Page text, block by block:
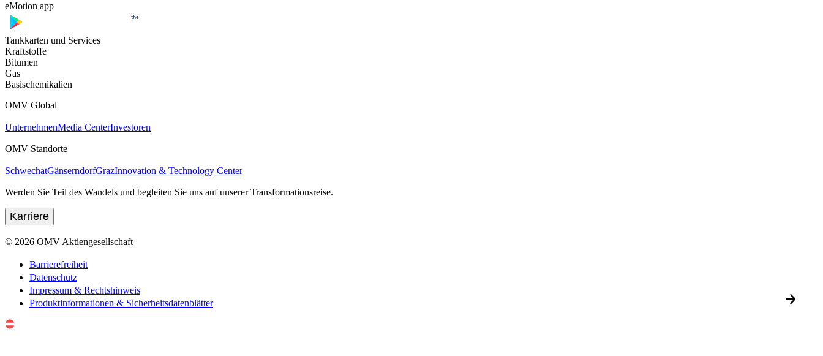
eMotion app
Tankkarten und Services
Kraftstoffe
Bitumen
Gas
Basischemikalien
OMV Global
UnternehmenMedia CenterInvestoren
OMV Standorte
SchwechatGänserndorfGrazInnovation & Technology Center
Werden Sie Teil des Wandels und begleiten Sie uns auf unserer Transformationsreise.
Karriere
© 2026 OMV Aktiengesellschaft
Barrierefreiheit
Datenschutz
Impressum & Rechtshinweis
Produktinformationen & Sicherheitsdatenblätter